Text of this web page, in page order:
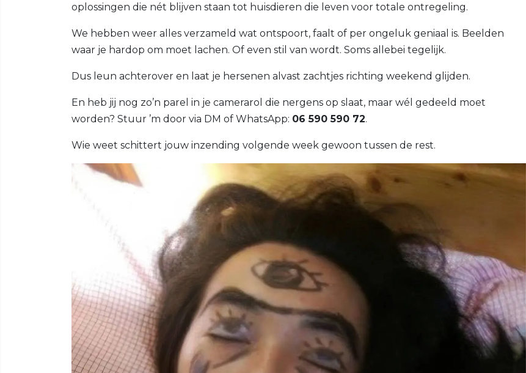
oplossingen die nét blijven staan tot huisdieren die leven voor totale ontregeling.
We hebben weer alles verzameld wat ontspoort, faalt of per ongeluk geniaal is. Beelden
waar je hardop om moet lachen. Of even stil van wordt. Soms allebei tegelijk.
Dus leun achterover en laat je hersenen alvast zachtjes richting weekend glijden.
En heb jij nog zo’n parel in je camerarol die nergens op slaat, maar wél gedeeld moet
worden? Stuur ’m door via DM of WhatsApp: 06 590 590 72.
Wie weet schittert jouw inzending volgende week gewoon tussen de rest.